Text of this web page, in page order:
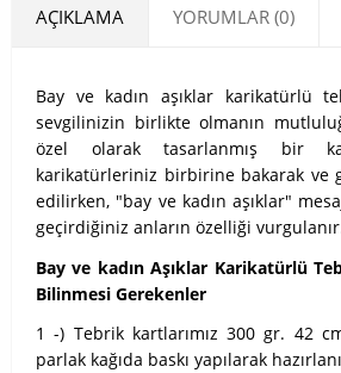
AÇIKLAMA YORUMLAR (0)
Bay ve kadın aşıklar karikatürlü
sevgilinizin birlikte olmanın
özel olarak tasarlanmış bir
karikatürleriniz birbirine bakarak ve
edilirken, "bay ve kadın aşıklar"
geçirdiğiniz anların özelliği
Bay ve kadın Aşıklar Karikatürlü
Bilinmesi Gerekenler
1 -) Tebrik kartlarımız 300 gr. 42
parlak kağıda baskı yapılarak